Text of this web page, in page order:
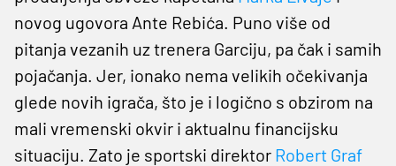
novog ugovora Ante Rebića. Puno više od
pitanja vezanih uz trenera Garciju, pa čak i samih
pojačanja. Jer, ionako nema velikih očekivanja
glede novih igrača, što je i logično s obzirom na
mali vremenski okvir i aktualnu financijsku
situaciju. Zato je sportski direktor Robert Graf